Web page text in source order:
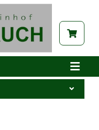
Toggle